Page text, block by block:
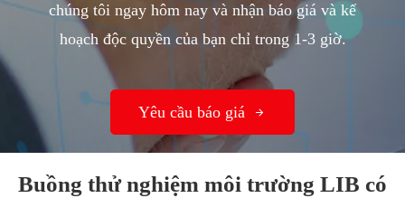
chúng tôi ngay hôm nay và nhận báo giá và kế
hoạch độc quyền của bạn chỉ trong 1-3 giờ.
Yêu cầu báo giá 
Buồng thử nghiệm môi trường LIB có